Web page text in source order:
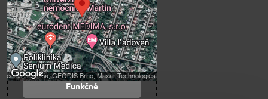
Prajete si načítať externý obsah?
Povoliť tentokrát
Povoliť a zapamätať -
súhlas s druhom cookie:
Funkčné